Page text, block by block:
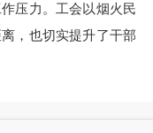
压力。工会以烟火民
，也切实提升了干部